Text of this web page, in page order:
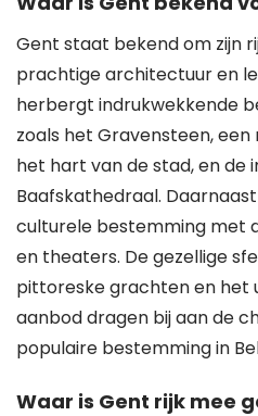
Gent staat bekend om zijn
prachtige architectuur en
herbergt indrukwekkende
zoals het Gravensteen,
het hart van de stad, en de
Baafskathedraal.
culturele bestemming met
en theaters. De gezellige
pittoreske grachten en het
aanbod dragen bij aan de
populaire bestemming in
Waar is Gent rijk mee